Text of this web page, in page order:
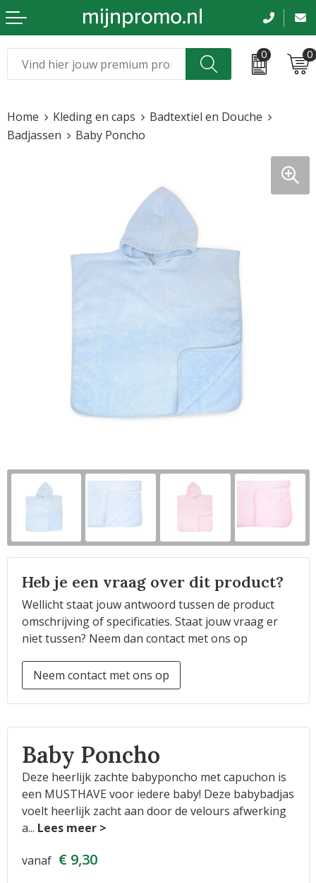
0 0
Kleding & caps
Tassen en reizen
Beurs en evenementen
Sinterklaas
Home Kleding en caps
Badtextiel en Douche
Badjassen
Baby Poncho
Heb je een vraag over dit product?
Wellicht staat jouw antwoord tussen de product
omschrijving of specificaties. Staat jouw vraag er
niet tussen? Neem dan contact met ons op
Neem contact met ons op
Baby Poncho
Deze heerlijk zachte babyponcho met capuchon is
een MUSTHAVE voor iedere baby! Deze babybadjas
voelt heerlijk zacht aan door de velours afwerking
a...
vanaf € 9,30